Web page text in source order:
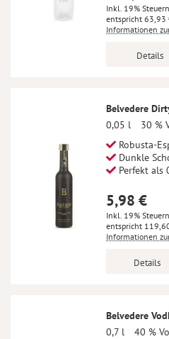
Inkl. 19% Steuern
63,93
Informationen
Details
Belvedere
0,05 l
30 %
Robusta-
Dunkle
Perfekt als
5,98 €
Inkl. 19% Steuern
Informationen
Details
Belvedere
0,7 l
40 %